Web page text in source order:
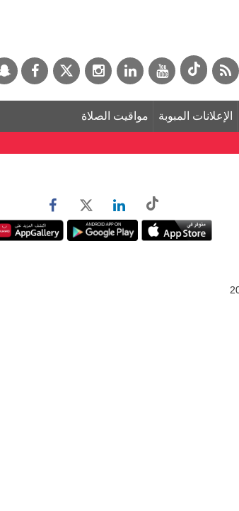
الإعلانات المبوبة مواقيت الصلاة